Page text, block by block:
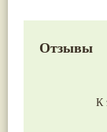
Отзывы
К